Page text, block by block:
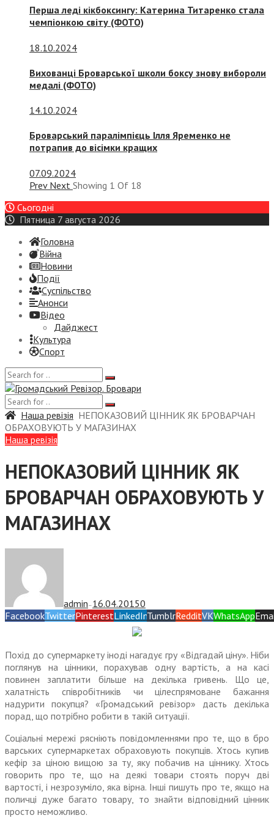
Перша леді кікбоксингу: Катерина Титаренко стала
чемпіонкою світу (ФОТО)
18.10.2024
Вихованці Броварської школи боксу знову вибороли
медалі (ФОТО)
14.10.2024
Броварський паралімпієць Ілля Яременко не
потрапив до вісімки кращих
07.09.2024
Prev Next Showing 1 Of 18
Сьогодні
Пятница 7 августа 2026
Головна
Війна
Новини
Події
Суспiльство
Анонси
Відео
Дайджест
Культура
Спорт
Наша ревізія НЕПОКАЗОВИЙ ЦІННИК ЯК БРОВАРЧАН
ОБРАХОВУЮТЬ У МАГАЗИНАХ
Наша ревізія
НЕПОКАЗОВИЙ ЦІННИК ЯК
БРОВАРЧАН ОБРАХОВУЮТЬ У
МАГАЗИНАХ
admin — 16.04.20150
FacebookTwitterPinterestLinkedInTumblrRedditVKWhatsApp
Похід до супермаркету іноді нагадує гру «Відгадай ціну». Ніби
поглянув на цінники, порахував одну вартість, а на касі
повинен заплатити більше на декілька гривень. Що це,
халатність співробітників чи цілеспрямоване бажання
надурити покупця? «Громадський ревізор» дасть декілька
порад, що потрібно робити в такій ситуації.
Соціальні мережі рясніють повідомленнями про те, що в бро
варських супермаркетах обраховують покупців. Хтось купив
кефір за ціною вищою за ту, яку побачив на ціннику. Хтось
говорить про те, що на деякі товари стоять поруч дві
вартості, і незрозуміло, яка вірна. Інші пишуть про те, якщо на
поличці дуже багато товару, то знайти відповідний цінник
просто неможливо.